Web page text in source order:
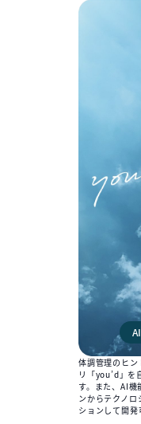
体調管理のヒ
リ「you’d」を
す。また、AI機
ンからテクノ
ションして開発